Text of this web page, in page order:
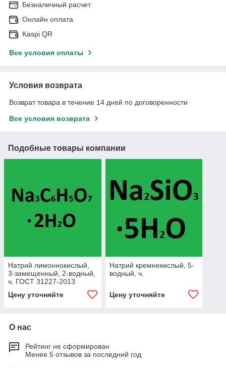
Безналичный расчет
Онлайн оплата
Kaspi QR
Все условия оплаты
Условия возврата
Возврат товара в течение 14 дней по договоренности
Все условия возврата
Подобные товары компании
Натрий лимоннокислый,
3-замещенный, 2-водный,
ч. ГОСТ 31227-2013
Цену уточняйте
Натрий кремнекислый, 5-
водный, ч.
Цену уточняйте
О нас
Рейтинг не сформирован
Менее 5 отзывов за последний год